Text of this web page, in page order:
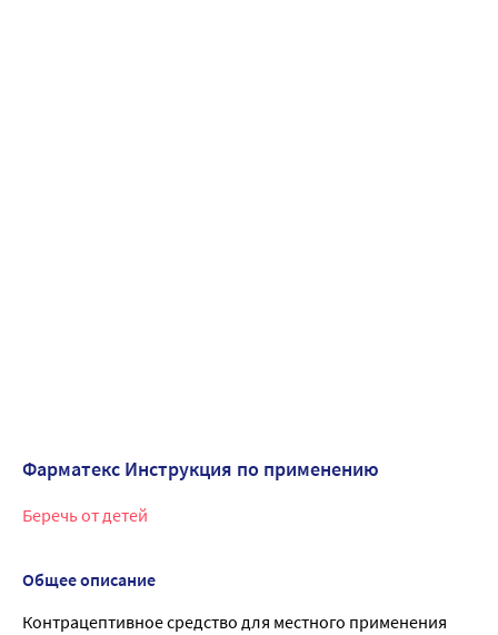
Фарматекс Инструкция по применению
Беречь от детей
Общее описание
Контрацептивное средство для местного применения